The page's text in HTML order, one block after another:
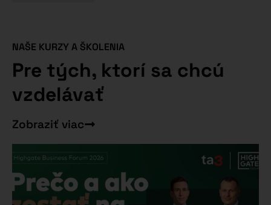
NAŠE KURZY A ŠKOLENIA
Pre tých, ktorí sa chcú
vzdelávať
Zobraziť viac